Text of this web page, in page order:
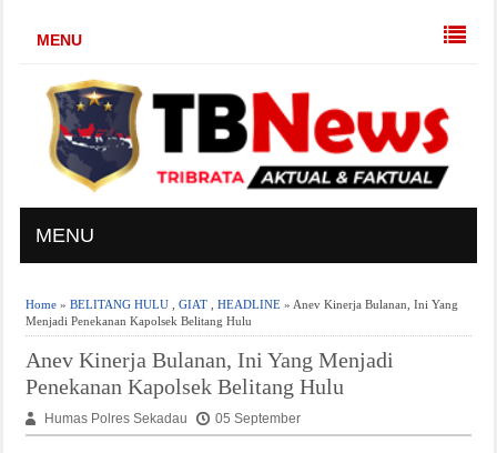
MENU
MENU
Home» BELITANG HULU, GIAT, HEADLINE» Anev Kinerja Bulanan, Ini Yang
Menjadi Penekanan Kapolsek Belitang Hulu
Anev Kinerja Bulanan, Ini Yang Menjadi
Penekanan Kapolsek Belitang Hulu
Humas Polres Sekadau 05 September